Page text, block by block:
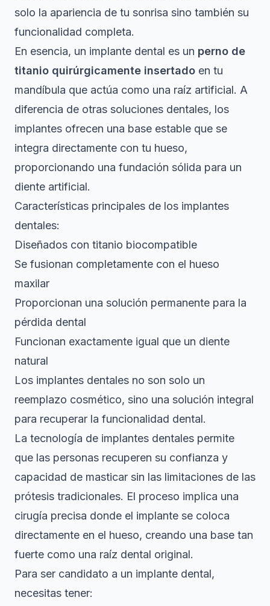
solo la apariencia de tu sonrisa sino también su
funcionalidad completa.
En esencia, un implante dental es un perno de
titanio quirúrgicamente insertado en tu
mandíbula que actúa como una raíz artificial. A
diferencia de otras soluciones dentales, los
implantes ofrecen una base estable que se
integra directamente con tu hueso,
proporcionando una fundación sólida para un
diente artificial.
Características principales de los implantes
dentales:
Diseñados con titanio biocompatible
Se fusionan completamente con el hueso
maxilar
Proporcionan una solución permanente para la
pérdida dental
Funcionan exactamente igual que un diente
natural
Los implantes dentales no son solo un
reemplazo cosmético, sino una solución integral
para recuperar la funcionalidad dental.
La tecnología de implantes dentales permite
que las personas recuperen su confianza y
capacidad de masticar sin las limitaciones de las
prótesis tradicionales. El proceso implica una
cirugía precisa donde el implante se coloca
directamente en el hueso, creando una base tan
fuerte como una raíz dental original.
Para ser candidato a un implante dental,
necesitas tener: